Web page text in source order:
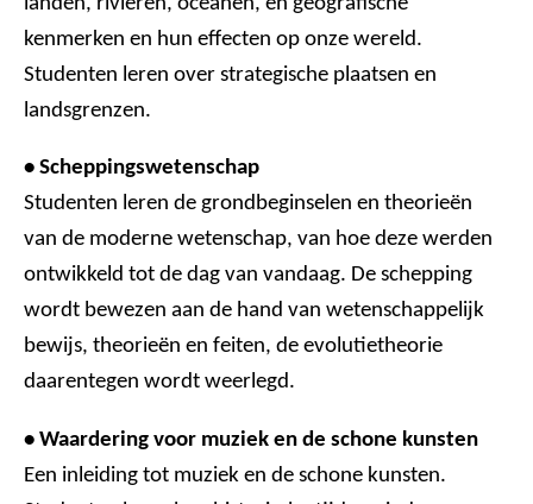
kenmerken en hun effecten op onze wereld.
Studenten leren over strategische plaatsen en
landsgrenzen.
• Scheppingswetenschap
Studenten leren de grondbeginselen en theorieën
van de moderne wetenschap, van hoe deze werden
ontwikkeld tot de dag van vandaag. De schepping
wordt bewezen aan de hand van wetenschappelijk
bewijs, theorieën en feiten, de evolutietheorie
daarentegen wordt weerlegd.
• Waardering voor muziek en de schone kunsten
Een inleiding tot muziek en de schone kunsten.